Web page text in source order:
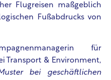
Flugreisen maßgeblich
Fußabdrucks von
für
Transport & Environment,
bei geschäftlichen